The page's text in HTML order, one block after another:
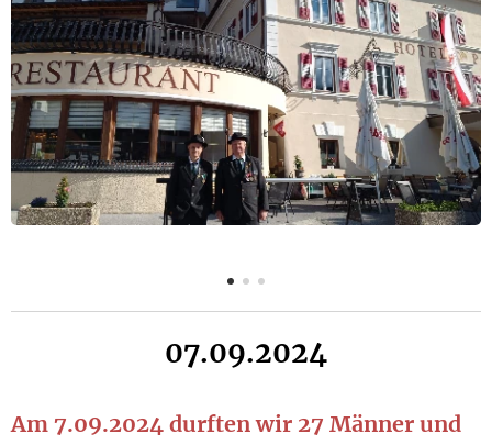
07.09.2024
Am 7.09.2024 durften wir 27 Männer und